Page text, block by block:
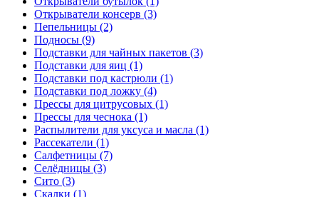
Открыватели консерв (3)
Пепельницы (2)
Подносы (9)
Подставки для чайных пакетов (3)
Подставки для яиц (1)
Подставки под кастрюли (1)
Подставки под ложку (4)
Прессы для цитрусовых (1)
Прессы для чеснока (1)
Распылители для уксуса и масла (1)
Рассекатели (1)
Салфетницы (7)
Селёдницы (3)
Сито (3)
Скалки (1)